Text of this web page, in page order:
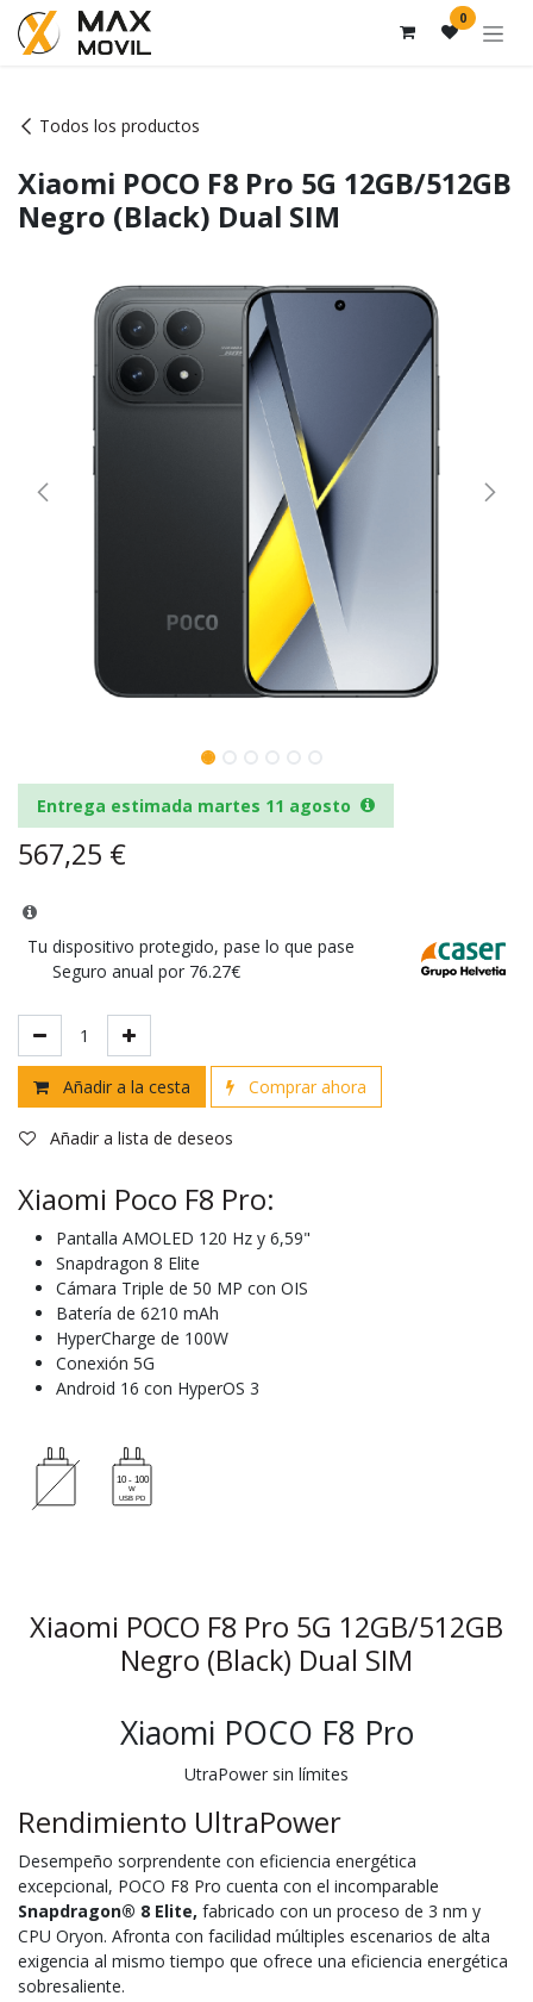
Ir al contenido 0
Todos los productos
Xiaomi POCO F8 Pro 5G 12GB/512GB
Negro (Black) Dual SIM
Entrega estimada martes 11 agosto
567,25 €
Tu dispositivo protegido, pase lo que pase
Seguro anual por 76.27€
Añadir a la cesta Comprar ahora
Añadir a lista de deseos
Xiaomi Poco F8 Pro:
Pantalla AMOLED 120 Hz y 6,59"
Snapdragon 8 Elite
Cámara Triple de 50 MP con OIS
Batería de 6210 mAh
HyperCharge de 100W
Conexión 5G
Android 16 con HyperOS 3
Xiaomi POCO F8 Pro 5G 12GB/512GB
Negro (Black) Dual SIM
Xiaomi POCO F8 Pro
UtraPower sin límites
Rendimiento UltraPower
Desempeño sorprendente con eficiencia energética
excepcional, POCO F8 Pro cuenta con el incomparable
Snapdragon® 8 Elite, fabricado con un proceso de 3 nm y
CPU Oryon. Afronta con facilidad múltiples escenarios de alta
exigencia al mismo tiempo que ofrece una eficiencia energética
sobresaliente.